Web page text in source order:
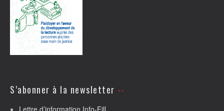
S’abonner à la newsletter